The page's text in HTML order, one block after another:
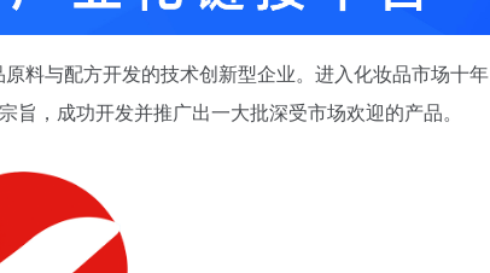
料与配方开发的技术创新型企业。进入化妆品市场十年
旨，成功开发并推广出一大批深受市场欢迎的产品。